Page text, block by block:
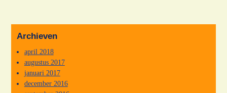
Archieven
april 2018
augustus 2017
januari 2017
december 2016